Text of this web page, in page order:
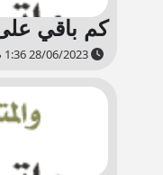
كم باقي على